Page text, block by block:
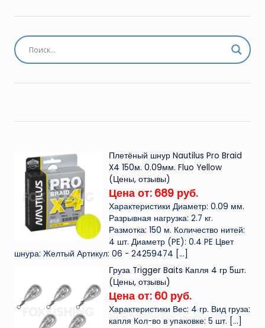
Плетёный шнур Nautilus Pro Braid
X4 150м. 0.09мм. Fluo Yellow
(Цены, отзывы)
Цена от: 689 руб.
Характеристики Диаметр: 0.09 мм.
Разрывная нагрузка: 2.7 кг.
Размотка: 150 м. Количество нитей:
4 шт. Диаметр (PE): 0.4 PE Цвет
шнура: Желтый Артикул: 06 - 24259474 […]
Груза Trigger Baits Капля 4 гр 5шт.
(Цены, отзывы)
Цена от: 60 руб.
Характеристики Вес: 4 гр. Вид груза:
капля Кол-во в упаковке: 5 шт. […]